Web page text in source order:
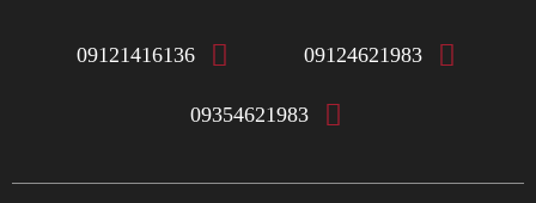
09124621983
09121416136
09354621983